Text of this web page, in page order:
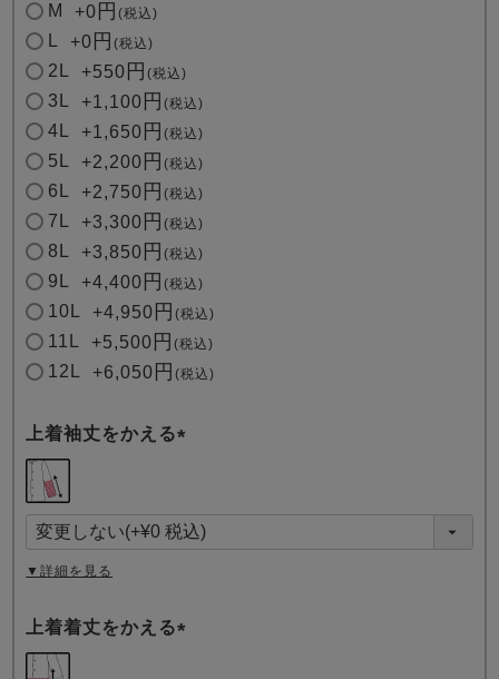
)
M +0 税込
+0 税込
2L +550 税込
3L +1,100 税込
4L +1,650 税込
5L +2,200 税込
6L +2,750 税込
7L +3,300 税込
8L +3,850 税込
9L +4,400 税込
10L +4,950 税込
11L +5,500 税込
12L +6,050 税込
上着袖丈をかえる
須
)
▼詳細を見る
上着着丈をかえる